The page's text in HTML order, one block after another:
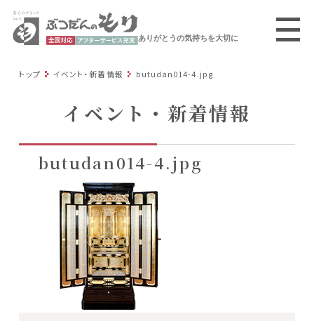
ありがとうの気持ちを大切に
トップ イベント・新着情報 butudan014-4.jpg
イベント・新着情報
butudan014-4.jpg